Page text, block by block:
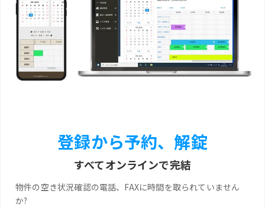
登録から予約、解錠
すべてオンラインで完結
物件の空き状況確認の電話、FAXに時間を取られていません
か?